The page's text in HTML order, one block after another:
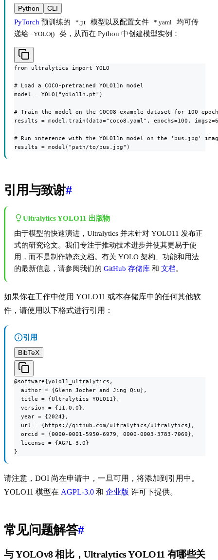
Python
CLI
PyTorch 预训练的 *.pt 模型以及配置文件 *.yaml
均可传
递给
YOLO() 类，从而在 Python 中创建模型实例：
from ultralytics import YOLO
# Load a COCO-pretrained YOLO11n model
model = YOLO("yolo11n.pt")
# Train the model on the COCO8 example dataset for 100
results = model.train(data="coco8.yaml", epochs=100,
# Run inference with the YOLO11n model on the 'bus.jpg'
results = model("path/to/bus.jpg")
引用与致谢#
Ultralytics YOLO11 出版物
由于模型的快速演进，Ultralytics 并未针对 YOLO11 发布正
式的研究论文。我们专注于推动技术进步并使其更易于使
用，而不是制作静态文档。有关 YOLO 架构、功能和用法
的最新信息，请参阅我们的 GitHub 存储库 和 文档。
如果你在工作中使用 YOLO11 或本存储库中的任何其他软
件，请使用以下格式进行引用：
引用
BibTeX
@software{yolo11_ultralytics,
  author = {Glenn Jocher and Jing Qiu},
  title = {Ultralytics YOLO11},
  version = {11.0.0},
  year = {2024},
  url = {https://github.com/ultralytics/ultralytics},
  orcid = {0000-0001-5950-6979, 0000-0003-3783-7069},
  license = {AGPL-3.0}
}
请注意，DOI 尚在申请中，一旦可用，将添加到引用中。
YOLO11 模型在 AGPL-3.0 和 企业版 许可下提供。
常见问题解答#
与 YOLOv8 相比，Ultralytics YOLO11 有哪些关